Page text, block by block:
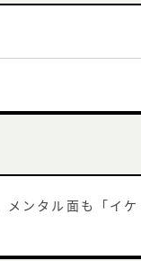
メンタル面も「イケ